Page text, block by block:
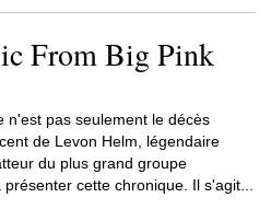
From Big Pink
n'est pas seulement le décès
de Levon Helm, légendaire
du plus grand groupe
cette chronique. Il s'agit...